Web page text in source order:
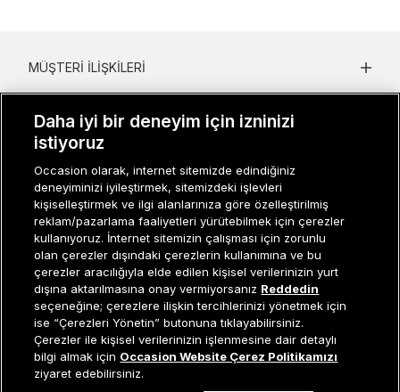
Tükendi
Müşteri İlişkileri0 850 800 01 20
MÜŞTERI İLIŞKILERI
KADIN KATEGORILER
GRUP MARKALAR
ERKEK KATEGORILER
Occasion bir EREN PERAKENDE markasıdır. © Eren Holding
Daha iyi bir deneyim için izninizi
istiyoruz
Occasion olarak, internet sitemizde edindiğiniz
deneyiminizi iyileştirmek, sitemizdeki işlevleri
kişiselleştirmek ve ilgi alanlarınıza göre özelleştirilmiş
reklam/pazarlama faaliyetleri yürütebilmek için çerezler
kullanıyoruz. İnternet sitemizin çalışması için zorunlu
olan çerezler dışındaki çerezlerin kullanımına ve bu
çerezler aracılığıyla elde edilen kişisel verilerinizin yurt
dışına aktarılmasına onay vermiyorsanız Reddedin
seçeneğine; çerezlere ilişkin tercihlerinizi yönetmek için
ise “Çerezleri Yönetin” butonuna tıklayabilirsiniz.
Çerezler ile kişisel verilerinizin işlenmesine dair detaylı
bilgi almak için Occasion Website Çerez Politikamızı
ziyaret edebilirsiniz.